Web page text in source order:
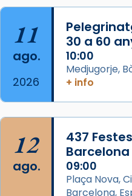
Acompanyant la
partir de l’Edat
que les santes
Semproniana
eterna”) són
frare Joan Gaspar
que les santes són
Mataró en
Foto
View on Facebook · Share
11
ago.
2026
30 a 60
10:00
Medjugorje,
+ info
12
ago.
437
09:00
Plaça Nova,
Barcelona,